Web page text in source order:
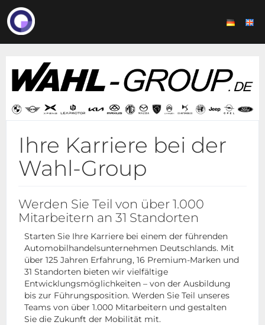
Ihre Karriere bei der
Wahl-Group
Werden Sie Teil von über 1.000
Mitarbeitern an 31 Standorten
Starten Sie Ihre Karriere bei einem der führenden
Automobilhandelsunternehmen Deutschlands. Mit
über 125 Jahren Erfahrung, 16 Premium-Marken und
31 Standorten bieten wir vielfältige
Entwicklungsmöglichkeiten – von der Ausbildung
bis zur Führungsposition. Werden Sie Teil unseres
Teams von über 1.000 Mitarbeitern und gestalten
Sie die Zukunft der Mobilität mit.